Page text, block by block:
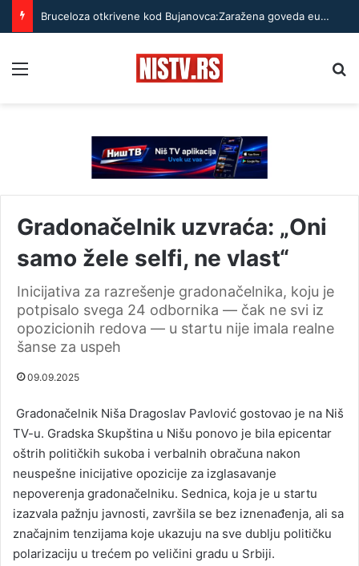
Bruceloza otkrivene kod Bujanovca:Zaražena goveda eutanazirana, bolest može da se prenese i na ljude
Gradonačelnik uzvraća: „Oni
samo žele selfi, ne vlast“
Inicijativa za razrešenje gradonačelnika, koju je
potpisalo svega 24 odbornika — čak ne svi iz
opozicionih redova — u startu nije imala realne
šanse za uspeh
09.09.2025
Gradonačelnik Niša Dragoslav Pavlović gostovao je na Niš
TV-u. Gradska Skupština u Nišu ponovo je bila epicentar
oštrih političkih sukoba i verbalnih obračuna nakon
neuspešne inicijative opozicije za izglasavanje
nepoverenja gradonačelniku. Sednica, koja je u startu
izazvala pažnju javnosti, završila se bez iznenađenja, ali sa
značajnim tenzijama koje ukazuju na sve dublju političku
polarizaciju u trećem po veličini gradu u Srbiji.